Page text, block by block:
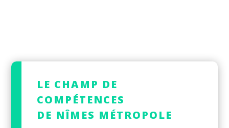
LE CHAMP DE
COMPÉTENCES
DE NÎMES MÉTROPOLE